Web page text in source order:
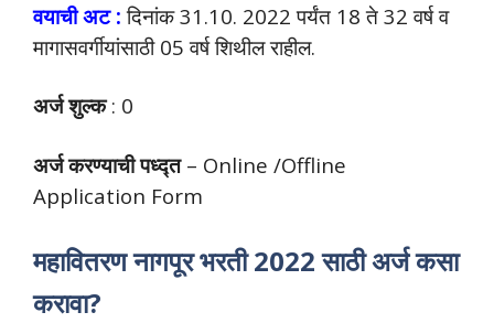
वयाची अट : दिनांक 31.10. 2022 पर्यंत 18 ते 32 वर्ष व
मागासवर्गीयांसाठी 05 वर्ष शिथील राहील.
अर्ज शुल्क: 0
अर्ज करण्याची पध्द्त– Online /Offline
Application Form
महावितरण नागपूर भरती 2022 साठी अर्ज कसा
करावा?